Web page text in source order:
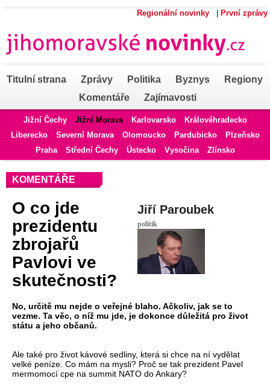
Regionální novinky První zprávy
Titulní strana Zprávy Politika Byznys
Regiony
Komentáře
Zajímavosti
Jižní Čechy Jižní Morava Karlovarsko
Královéhradecko
Liberecko
Severní Morava Olomoucko Pardubicko
Plzeňsko
Praha
Střední Čechy Ústecko Vysočina Zlínsko
KOMENTÁŘE
Jiří Paroubek
politik
O co jde
prezidentu
zbrojařů
Pavlovi ve
skutečnosti?
No, určitě mu nejde o veřejné blaho. Ačkoliv, jak se to
vezme. Ta věc, o níž mu jde, je dokonce důležitá pro život
státu a jeho občanů.
Ale také pro život kávové sedliny, která si chce na ní vydělat
velké peníze. Co mám na mysli? Proč se tak prezident Pavel
mermomocí cpe na summit NATO do Ankary?